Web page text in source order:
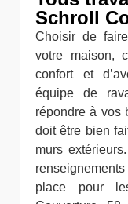
Schroll
Choisir de
votre maison,
confort et
équipe de
répondre à vos
doit être bien
murs
place pour